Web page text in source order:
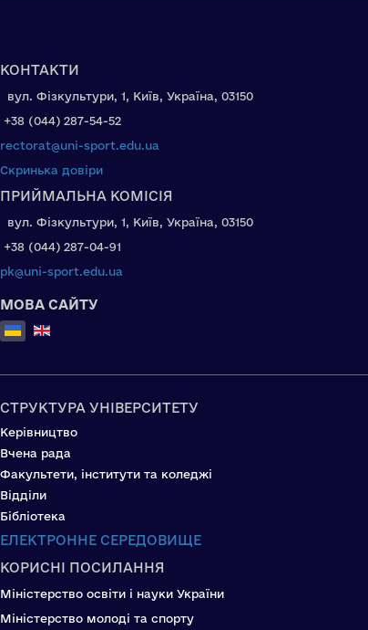
КОНТАКТИ
вул. Фізкультури, 1, Київ, Україна, 03150
+38 (044) 287-54-52
rectorat@uni-sport.edu.ua
Скринька довіри
ПРИЙМАЛЬНА КОМІСІЯ
вул. Фізкультури, 1, Київ, Україна, 03150
+38 (044) 287-04-91
pk@uni-sport.edu.ua
МОВА САЙТУ
Оберіть свою мову
СТРУКТУРА УНІВЕРСИТЕТУ
Керівництво
Вчена рада
Факультети, інститути та коледжі
Відділи
Бібліотека
ЕЛЕКТРОННЕ СЕРЕДОВИЩЕ
КОРИСНІ ПОСИЛАННЯ
Міністерство освіти і науки України
Міністерство молоді та спорту